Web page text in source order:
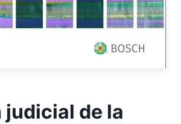
judicial de la